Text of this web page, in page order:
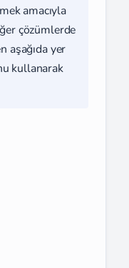
amacıyla
çözümlerde
aşağıda yer
kullanarak